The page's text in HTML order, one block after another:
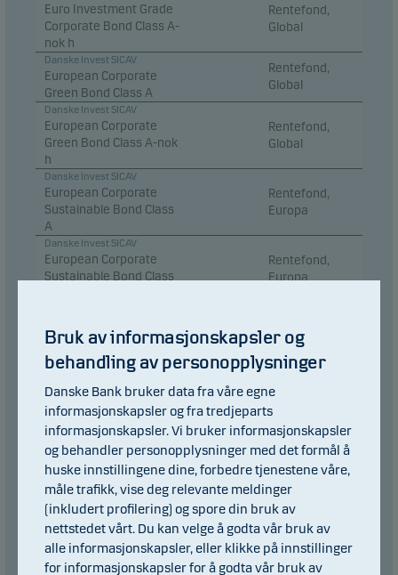
Euro Investment Grade
Corporate Bond Class A-
nok h
Rentefond,
Global
Danske Invest SICAV
European Corporate
Green Bond Class A
Rentefond,
Global
Danske Invest SICAV
European Corporate
Green Bond Class A-nok
h
Rentefond,
Global
Danske Invest SICAV
European Corporate
Sustainable Bond Class
A
Rentefond,
Europa
Danske Invest SICAV
European Corporate
Sustainable Bond Class
Rentefond,
Europa
Obligasjon, klasse NOK h
Global
Danske Invest
Global Realrente
Obligasjon, klasse NOK h
Rentefond,
Danske Invest
Nordisk
Kredittobligasjon, klasse
NOK h
Rentefond,
Norden
Danske Invest
Norsk Kort Obligasjon,
klasse NOK
Rentefond,
Norge
Danske Invest 2
Norsk Likviditet Class A
Rentefond,
Norge
Danske Invest 2
Rentefond,
Bruk av informasjonskapsler og
behandling av personopplysninger
Danske Bank bruker data fra våre egne
informasjonskapsler og fra tredjeparts
informasjonskapsler. Vi bruker informasjonskapsler
og behandler personopplysninger med det formål å
huske innstillingene dine, forbedre tjenestene våre,
måle trafikk, vise deg relevante meldinger
(inkludert profilering) og spore din bruk av
nettstedet vårt. Du kan velge å godta vår bruk av
alle informasjonskapsler, eller klikke på innstillinger
for informasjonskapsler for å godta vår bruk av